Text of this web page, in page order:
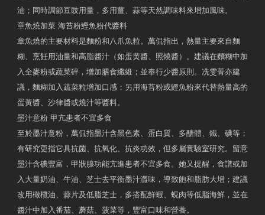
油；同時調節豆豉用量，多用薑、蒜等天然調味料來增加風味。
章魚燒加菜 海苔粉鰹魚粉代醬料
章魚燒的主要材料是麵粉和八爪魚粒。萬侃指出，熱量主要來自麵
糊、烹飪用油量和高脂醬汁（如蛋黄醬、照燒醬）。建議在麵糊中加
入全麥粉或蔬菜碎，增加膳食纖維；並奉行少醬原則。冼雯菁亦建
議，麵糊加入蔬菜粒增加口感；另用海苔粉或鰹魚粉來代替熱量高的
蛋黃醬、沙律醬或燒汁等醬料。
墨汁意粉 甲亢患者不宜多食
至於墨汁意粉，萬侃指墨汁含黑色素、蛋白質、多醣體、鐵、碘等；
有研究更指它具抗菌、抗氧化、抗炎功效，但多屬實驗室研究。留意
墨汁含碘豐富，甲狀腺功能亢進患者不宜多食。她又提醒，食譜或加
入大量奶油、牛油、芝士去平衡墨汁澀味，導致飽和脂肪大增；建議
改用橄欖油、蒜片及低脂芝士，多搭配鮮蝦、蜆肉等低脂海鮮，並在
醬汁中加入番茄、蘑菇、菠菜等，豐富口味和營養。